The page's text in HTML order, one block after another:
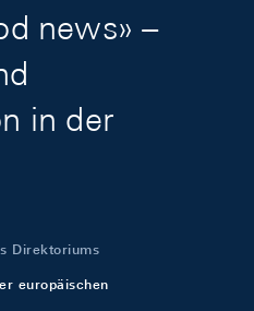
news» –
in der
Direktoriums
europäischen